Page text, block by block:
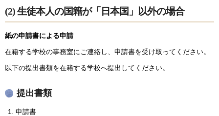
(2) 生徒本人の国籍が「日本国」以外の場合
紙の申請書による申請
在籍する学校の事務室にご連絡し、申請書を受け取ってください。
以下の提出書類を在籍する学校へ提出してください。
提出書類
申請書